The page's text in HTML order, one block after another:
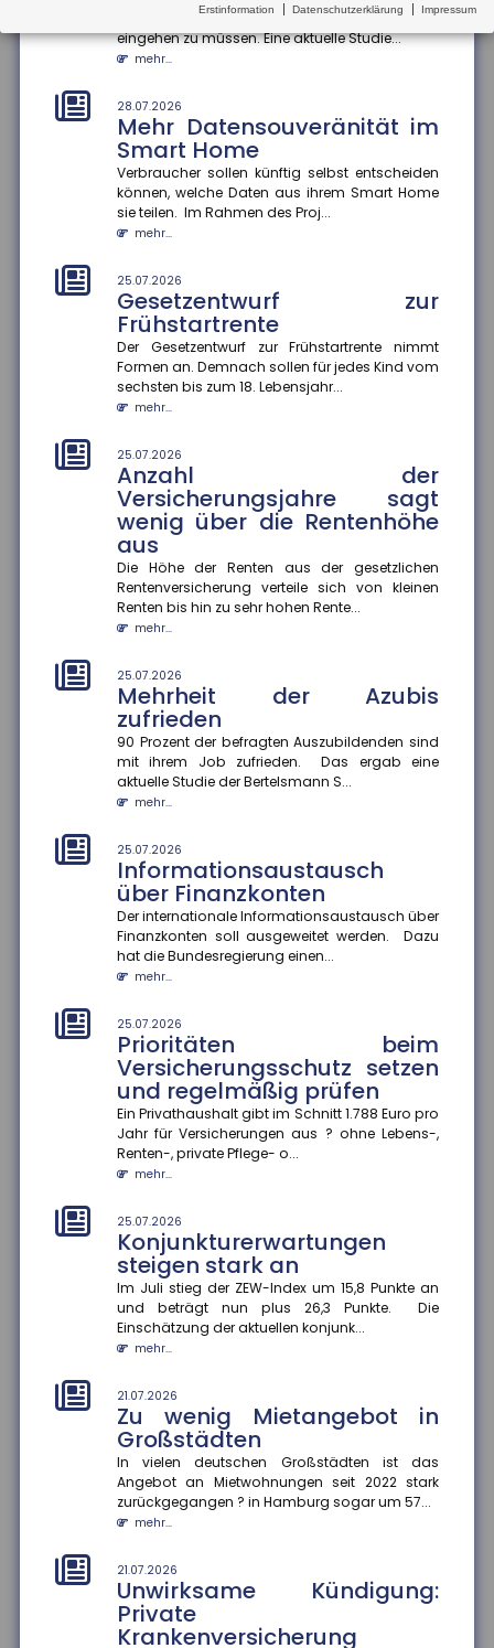
Herausforderung, berufliche Kompromisse
eingehen zu müssen. Eine aktuelle Studie...
mehr...
28.07.2026
Mehr Datensouveränität im
Smart Home
Verbraucher sollen künftig selbst entscheiden
können, welche Daten aus ihrem Smart Home
sie teilen. Im Rahmen des Proj...
mehr...
25.07.2026
Gesetzentwurf zur
Frühstartrente
Der Gesetzentwurf zur Frühstartrente nimmt
Formen an. Demnach sollen für jedes Kind vom
sechsten bis zum 18. Lebensjahr...
mehr...
25.07.2026
Anzahl der
Versicherungsjahre sagt
wenig über die Rentenhöhe
aus
Die Höhe der Renten aus der gesetzlichen
Rentenversicherung verteile sich von kleinen
Renten bis hin zu sehr hohen Rente...
mehr...
25.07.2026
Mehrheit der Azubis
zufrieden
90 Prozent der befragten Auszubildenden sind
mit ihrem Job zufrieden. Das ergab eine
aktuelle Studie der Bertelsmann S...
mehr...
25.07.2026
Informationsaustausch
über Finanzkonten
Der internationale Informationsaustausch über
Finanzkonten soll ausgeweitet werden. Dazu
hat die Bundesregierung einen...
mehr...
25.07.2026
Prioritäten beim
Versicherungsschutz setzen
und regelmäßig prüfen
Ein Privathaushalt gibt im Schnitt 1.788 Euro pro
Jahr für Versicherungen aus ? ohne Lebens-,
Renten-, private Pflege- o...
mehr...
25.07.2026
Konjunkturerwartungen
steigen stark an
Im Juli stieg der ZEW-Index um 15,8 Punkte an
und beträgt nun plus 26,3 Punkte. Die
Einschätzung der aktuellen konjunk...
mehr...
21.07.2026
Zu wenig Mietangebot in
Großstädten
In vielen deutschen Großstädten ist das
Angebot an Mietwohnungen seit 2022 stark
zurückgegangen ? in Hamburg sogar um 57...
mehr...
21.07.2026
Unwirksame Kündigung:
Private
Krankenversicherung
Erstinformation Datenschutzerklärung Impressum
Finanzkonten
Der internationale Informationsaustausch über
Finanzkonten soll ausgeweitet werden. Dazu hat die
mehr...
25.07.2026
Prioritäten beim
Versicherungsschutz setzen
und regelmäßig prüfen
Ein Privathaushalt gibt im Schnitt 1.788 Euro pro Jahr
private Pflege- o...
mehr...
25.07.2026
Konjunkturerwartungen steigen
stark an
Im Juli stieg der ZEW-Index um 15,8 Punkte an und
aktuellen konjunk...
mehr...
21.07.2026
Zu wenig Mietangebot in
Großstädten
In vielen deutschen Großstädten ist das Angebot an
Mietwohnungen seit 2022 stark zurückgegangen ? in
Hamburg sogar um 57...
21.07.2026
Unwirksame Kündigung: Private
Krankenversicherung fordert
Beiträge nach
Ein Münchner musste trotz Wechsel in die gesetzliche
Krankenversicherung weiterhin Beiträge an seine
mehr...
21.07.2026
Tankrabatt entlastet
einkommensschwache
Familien besonders stark
Die Inflation in Deutschland ist im Juni 2026 auf 2,3
Kraftstoffpreise....
mehr...
21.07.2026
Internationaler
Informationsaustausch soll
Steuerhinterziehung
bekämpfen
Informationsaustausch über digitale
Plattformeinkünfte auf Drittstaaten auswe...
mehr...
21.07.2026
Angehörigenpflege im Alter
kann Rentenansprüche
Wer im späten Erwerbsleben Angehörige pflegt,
riskiert später geringere Rentenansprüche ?
besonders, wenn keine zusätzli...
mehr...
21.07.2026
Genetische Veranlagung
von Bildung
Bildung wirkt nicht bei allen gleich. Eine aktuelle
Studie der FernUniversität Hagen zeigt, dass der
Nutzen zusätzliche...